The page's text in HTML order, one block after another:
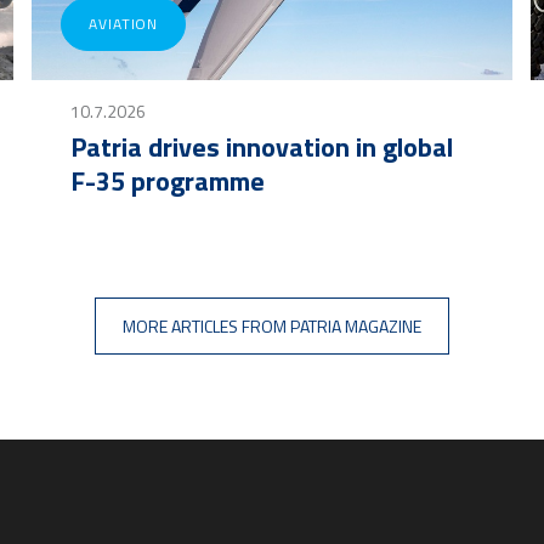
AVIATION
10.7.2026
Patria drives innovation in global
F-35 programme
MORE ARTICLES FROM PATRIA MAGAZINE